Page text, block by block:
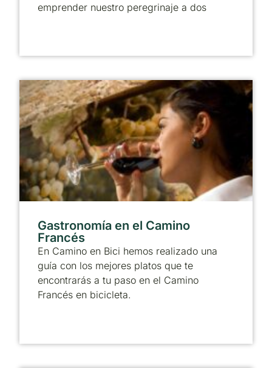
emprender nuestro peregrinaje a dos
Gastronomía en el Camino
Francés
En Camino en Bici hemos realizado una
guía con los mejores platos que te
encontrarás a tu paso en el Camino
Francés en bicicleta.